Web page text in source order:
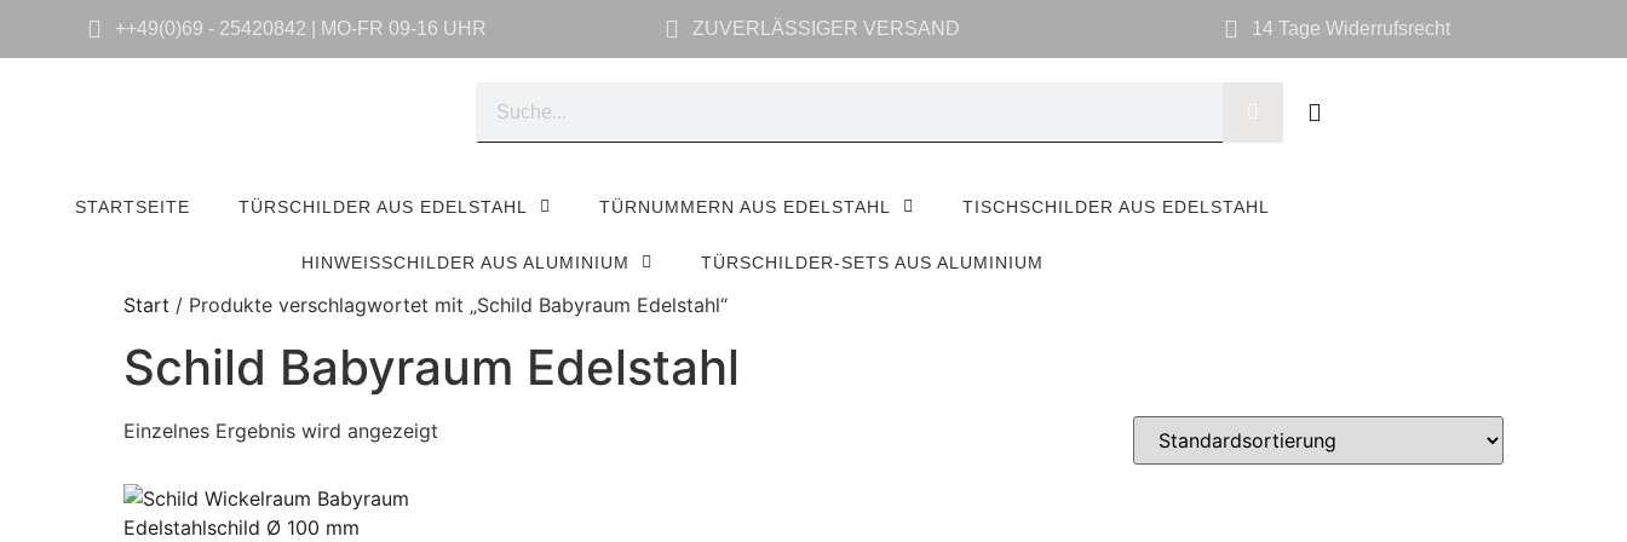
++49(0)69 - 25420842 | MO-FR 09-16 UHR ZUVERLÄSSIGER VERSAND 14 Tage Widerrufsrecht
STARTSEITE TÜRSCHILDER AUS EDELSTAHL TÜRNUMMERN AUS EDELSTAHL TISCHSCHILDER AUS EDELSTAHL
HINWEISSCHILDER AUS ALUMINIUM TÜRSCHILDER-SETS AUS ALUMINIUM
Start / Produkte verschlagwortet mit „Schild Babyraum Edelstahl“
Schild Babyraum Edelstahl
Einzelnes Ergebnis wird angezeigt